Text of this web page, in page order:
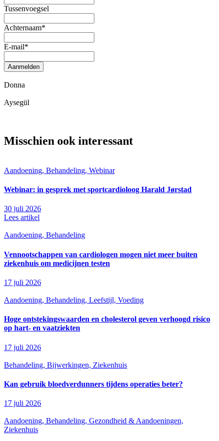
Tussenvoegsel
Achternaam*
E-mail*
Aanmelden
Donna
Aysegül
Misschien ook interessant
Aandoening, Behandeling, Webinar
Webinar: in gesprek met sportcardioloog Harald Jørstad
30 juli 2026
Lees artikel
Aandoening, Behandeling
Vennootschappen van cardiologen mogen niet meer buiten
ziekenhuis om medicijnen testen
17 juli 2026
Aandoening, Behandeling, Leefstijl, Voeding
Hoge ontstekingswaarden en cholesterol geven verhoogd risico
op hart- en vaatziekten
17 juli 2026
Behandeling, Bijwerkingen, Ziekenhuis
Kan gebruik bloedverdunners tijdens operaties beter?
17 juli 2026
Aandoening, Behandeling, Gezondheid & Aandoeningen,
Ziekenhuis